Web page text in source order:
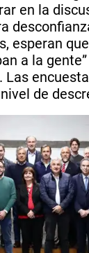
en la
esperan
a la
Las
de